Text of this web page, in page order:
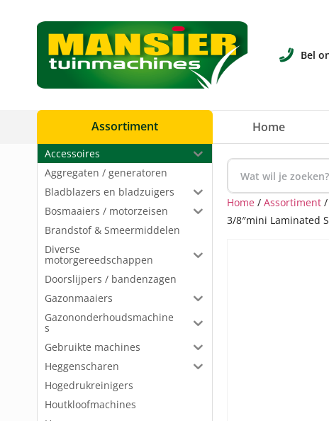
Bel
Assortiment Home
Accessoires
Aggregaten / generatoren
Bladblazers en bladzuigers
Bosmaaiers / motorzeisen
Brandstof & Smeermiddelen
Diverse
motorgereedschappen
Doorslijpers / bandenzagen
Gazonmaaiers
Gazononderhoudsmachine
s
Gebruikte machines
Heggenscharen
Hogedrukreinigers
Houtkloofmachines
Home / Assortiment /
3/8″mini Laminated